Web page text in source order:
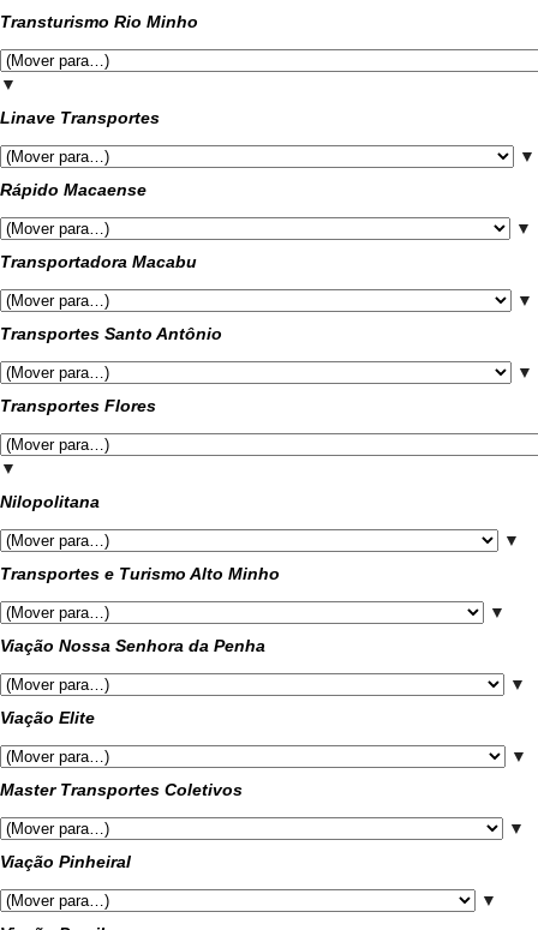
Transturismo Rio Minho
▼
Linave Transportes
▼
Rápido Macaense
▼
Transportadora Macabu
▼
Transportes Santo Antônio
▼
Transportes Flores
▼
Nilopolitana
▼
Transportes e Turismo Alto Minho
▼
Viação Nossa Senhora da Penha
▼
Viação Elite
▼
Master Transportes Coletivos
▼
Viação Pinheiral
▼